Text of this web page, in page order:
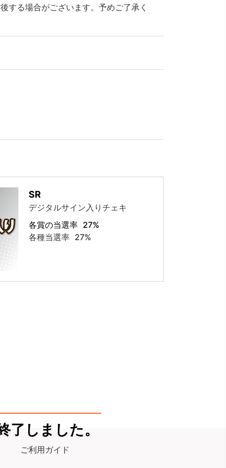
する場合がございます。予めご了承く
SR
デジタルサイン入りチェキ
各賞の当選率 27%
各種当選率 27%
了しました。
ご利用ガイド